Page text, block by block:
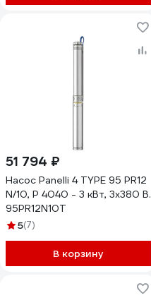
51 794 ₽
Насос Panelli 4 TYPE 95 PR12
N/10, Р 4040 - 3 кВт, 3х380 В.
95PR12N10T
5(7)
В корзину